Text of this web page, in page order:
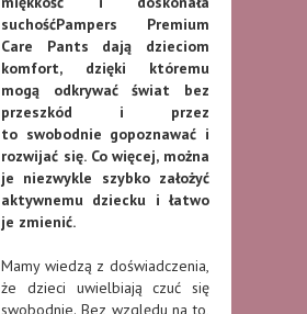
suchośćPampers Premium
Care Pants dają dzieciom
komfort, dzięki któremu
mogą odkrywać świat bez
przeszkód i przez
to swobodnie gopoznawać i
rozwijać się. Co więcej, można
je niezwykle szybko założyć
aktywnemu dziecku i łatwo
je zmienić.
Mamy wiedzą z doświadczenia,
że dzieci uwielbiają czuć się
swobodnie. Bez względu na to,